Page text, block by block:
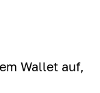
Wallet auf,